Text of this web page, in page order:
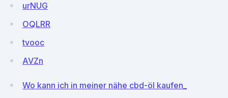
urNUG
OQLRR
tvooc
AVZn
Wo kann ich in meiner nähe cbd-öl kaufen_